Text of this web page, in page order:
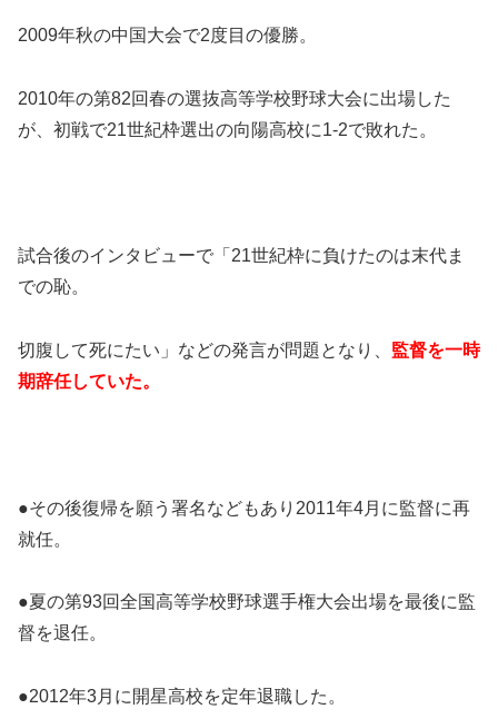
2009年秋の中国大会で2度目の優勝。
2010年の第82回春の選抜高等学校野球大会に出場した
が、初戦で21世紀枠選出の向陽高校に1-2で敗れた。
試合後のインタビューで「21世紀枠に負けたのは末代ま
での恥。
切腹して死にたい」などの発言が問題となり、 監督を一時
期辞任していた。
●その後復帰を願う署名などもあり2011年4月に監督に再
就任。
●夏の第93回全国高等学校野球選手権大会出場を最後に監
督を退任。
●2012年3月に開星高校を定年退職した。